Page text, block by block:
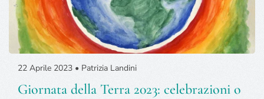
22 Aprile 2023 • Patrizia Landini
Giornata della Terra 2023: celebrazioni o